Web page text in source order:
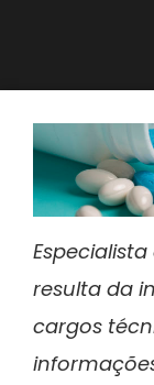
resulta da
cargos